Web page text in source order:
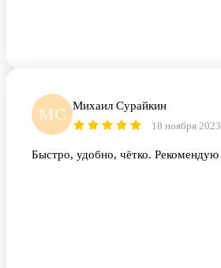
МС Михаил Сурайкин
18 ноября 2023
Быстро, удобно, чётко. Рекомендую